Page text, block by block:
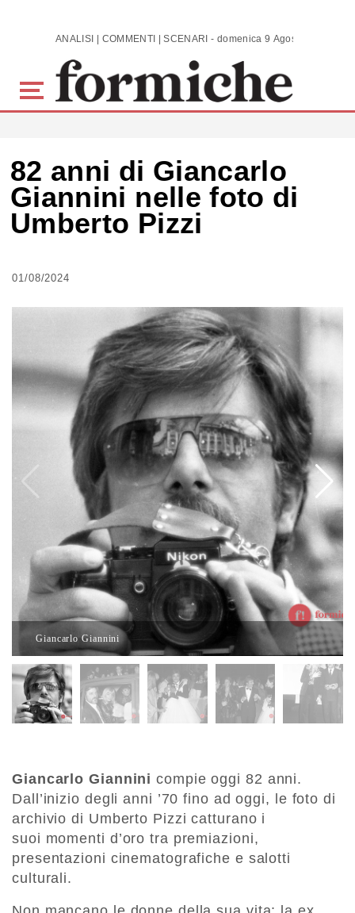
Skip to main content ANALISI | COMMENTI | SCENARI - domenica 9 Agosto 2026
82 anni di Giancarlo
Giannini nelle foto di
Umberto Pizzi
01/08/2024
Giancarlo Giannini
Giancarlo Giannini compie oggi 82 anni.
Dall’inizio degli anni ’70 fino ad oggi, le foto di
archivio di Umberto Pizzi catturano i
suoi momenti d’oro tra premiazioni,
presentazioni cinematografiche e salotti
culturali.